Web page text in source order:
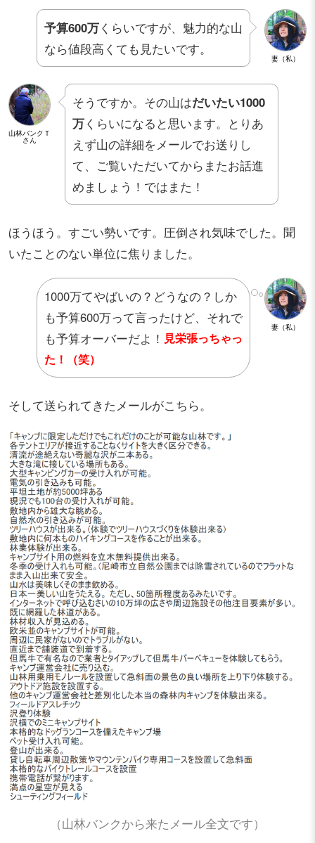
妻（私）
予算600万くらいですが、魅力的な山
なら値段高くても見たいです。
山林バンクＴ
さん
そうですか。その山はだいたい1000
万くらいになると思います。とりあ
えず山の詳細をメールでお送りし
て、ご覧いただいてからまたお話進
めましょう！ではまた！
ほうほう。すごい勢いです。圧倒され気味でした。聞
いたことのない単位に焦りました。
妻（私）
1000万てやばいの？どうなの？しか
も予算600万って言ったけど、それで
も予算オーバーだよ！ 見栄張っちゃっ
た！（笑）
そして送られてきたメールがこちら。
（山林バンクから来たメール全文です）